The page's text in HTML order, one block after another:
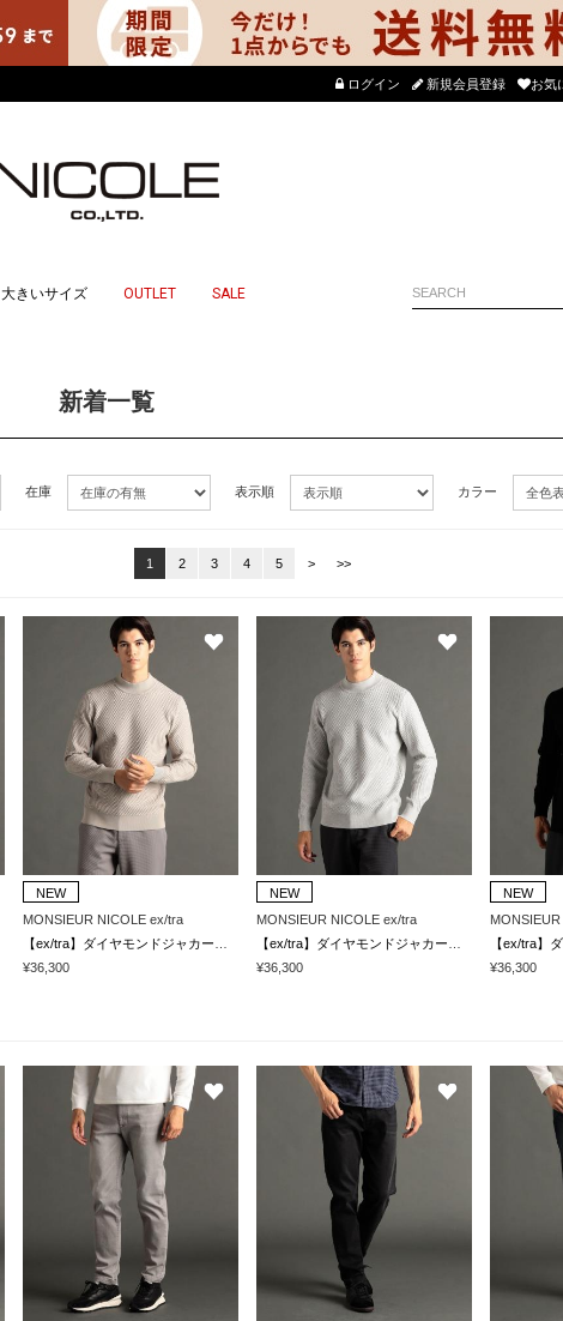
店舗でもポイントが貯まる使えるニコル公式アプリをダ
ログイン 新規会員登録 お気
大きいサイズ OUTLET SALE
新着一覧
在庫 表示順 カラー
1 2 3 4 5 > >>
NEW
MONSIEUR NICOLE ex/tra
¥36,300
NEW
MONSIEUR NICOLE ex/tra
¥36,300
NEW
¥36,300